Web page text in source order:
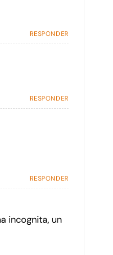
RESPONDER
RESPONDER
RESPONDER
incognita, un